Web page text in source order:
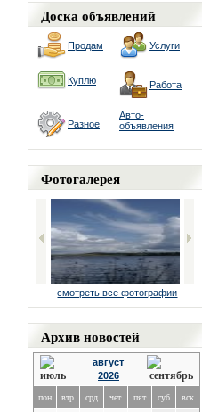
Доска объявлений
Продам Услуги
Куплю Работа
Разное
Авто-
объявления
Фотогалерея
смотреть все фотографии
Архив новостей
август
2026
пон втр срд чет пят суб вск